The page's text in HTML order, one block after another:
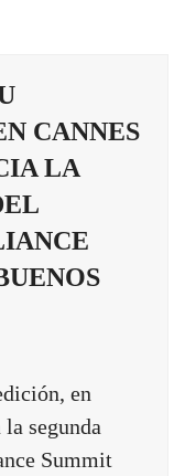
CANNES
LA